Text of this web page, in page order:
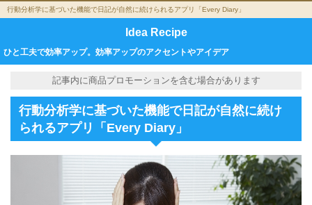
行動分析学に基づいた機能で日記が自然に続けられるアプリ「Every Diary」
Idea Recipe
ひと工夫で効率アップ。効率アップのアクセントやアイデア
記事内に商品プロモーションを含む場合があります
行動分析学に基づいた機能で日記が自然に続け
られるアプリ「Every Diary」